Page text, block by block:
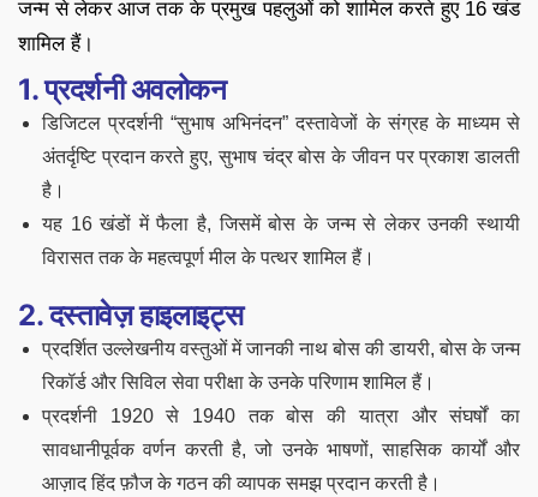
जन्म से लेकर आज तक के प्रमुख पहलुओं को शामिल करते हुए 16 खंड
शामिल हैं।
1. प्रदर्शनी अवलोकन
डिजिटल प्रदर्शनी “सुभाष अभिनंदन” दस्तावेजों के संग्रह के माध्यम से
अंतर्दृष्टि प्रदान करते हुए, सुभाष चंद्र बोस के जीवन पर प्रकाश डालती
है।
यह 16 खंडों में फैला है, जिसमें बोस के जन्म से लेकर उनकी स्थायी
विरासत तक के महत्वपूर्ण मील के पत्थर शामिल हैं।
2. दस्तावेज़ हाइलाइट्स
प्रदर्शित उल्लेखनीय वस्तुओं में जानकी नाथ बोस की डायरी, बोस के जन्म
रिकॉर्ड और सिविल सेवा परीक्षा के उनके परिणाम शामिल हैं।
प्रदर्शनी 1920 से 1940 तक बोस की यात्रा और संघर्षों का
सावधानीपूर्वक वर्णन करती है, जो उनके भाषणों, साहसिक कार्यों और
आज़ाद हिंद फ़ौज के गठन की व्यापक समझ प्रदान करती है।